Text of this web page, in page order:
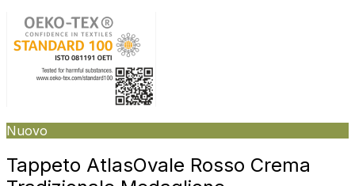
Nuovo
Tappeto AtlasOvale Rosso Crema